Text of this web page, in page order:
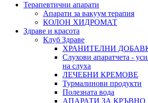
Терапевтични апарати
Апарати за вакуум терапия
КОЛОН ХИДРОМАТ
Здраве и красота
Клуб Здраве
ХРАНИТЕЛНИ
Слухови апаратчета -
на слуха
ЛЕЧЕБНИ КРЕМОВЕ
Турмалинови продукти
Полезната вода
АПАРАТИ ЗА КРЪВНО